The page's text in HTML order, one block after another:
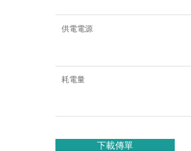
供電電源
耗電量
下載傳單